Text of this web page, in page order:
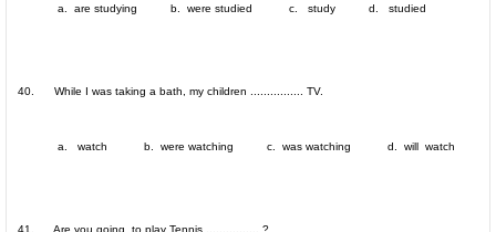
a. are studying b. were studied c. study d. studied
40. While I was taking a bath, my children ................ TV.
a. watch b. were watching c. was watching d. will watch
41. Are you going to play Tennis ................ ?